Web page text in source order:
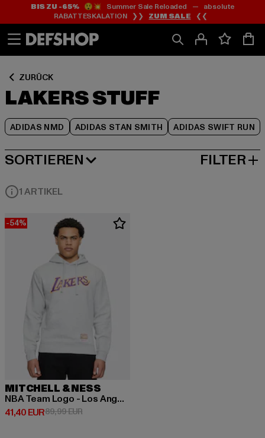
Zum
Inhalt
springen
Zum
Fußzeile
springen
BIS ZU -65%😲💥 Summer Sale Reloaded — absolute
RABATTESKALATION ❯❯ ZUM SALE ❮❮
ZURÜCK
LAKERS STUFF
ADIDAS NMD ADIDAS STAN SMITH ADIDAS SWIFT RUN
Zum
Produktraster
springen
SORTIEREN
BELIEBTESTE FILTER
1 ARTIKEL
-54%
MITCHELL & NESS
NBA Team Logo - Los Angeles Lakers
41,40 EUR
Derzeitiger Preis: 41,40 EUR
89,99 EURAktionspreis: 89,99 EUR